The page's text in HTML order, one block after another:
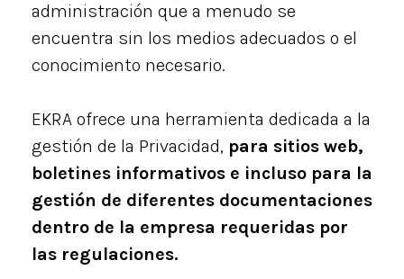
administración que a menudo se
encuentra sin los medios adecuados o el
conocimiento necesario.
EKRA ofrece una herramienta dedicada a la
gestión de la Privacidad, para sitios web,
boletines informativos e incluso para la
gestión de diferentes documentaciones
dentro de la empresa requeridas por
las regulaciones.